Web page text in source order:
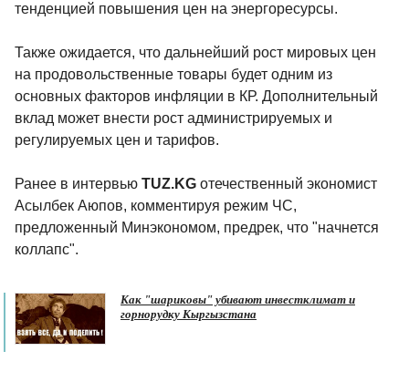
тенденцией повышения цен на энергоресурсы.
Также ожидается, что дальнейший рост мировых цен
на продовольственные товары будет одним из
основных факторов инфляции в КР. Дополнительный
вклад может внести рост администрируемых и
регулируемых цен и тарифов.
Ранее в интервью TUZ.KG отечественный экономист
Асылбек Аюпов, комментируя режим ЧС,
предложенный Минэкономом, предрек, что "начнется
коллапс".
Как "шариковы" убивают инвестклимат и
горнорудку Кыргызстана